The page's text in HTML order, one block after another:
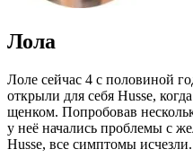
Лола
Лоле сейчас 4 с половиной
открыли для себя Husse,
щенком. Попробовав
у неё начались проблемы с
Husse, все симптомы исчезли.